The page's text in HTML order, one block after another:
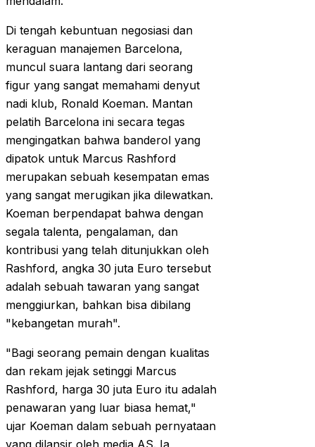
Di tengah kebuntuan negosiasi dan
keraguan manajemen Barcelona,
muncul suara lantang dari seorang
figur yang sangat memahami denyut
nadi klub, Ronald Koeman. Mantan
pelatih Barcelona ini secara tegas
mengingatkan bahwa banderol yang
dipatok untuk Marcus Rashford
merupakan sebuah kesempatan emas
yang sangat merugikan jika dilewatkan.
Koeman berpendapat bahwa dengan
segala talenta, pengalaman, dan
kontribusi yang telah ditunjukkan oleh
Rashford, angka 30 juta Euro tersebut
adalah sebuah tawaran yang sangat
menggiurkan, bahkan bisa dibilang
"kebangetan murah".
"Bagi seorang pemain dengan kualitas
dan rekam jejak setinggi Marcus
Rashford, harga 30 juta Euro itu adalah
penawaran yang luar biasa hemat,"
ujar Koeman dalam sebuah pernyataan